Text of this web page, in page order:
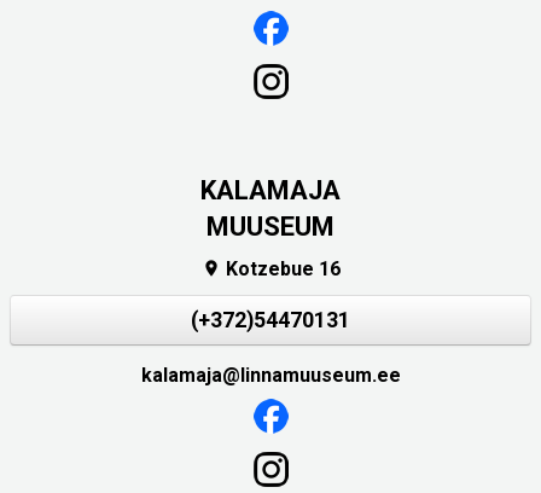
KALAMAJA
MUUSEUM
 Kotzebue 16
(+372)54470131
kalamaja@linnamuuseum.ee